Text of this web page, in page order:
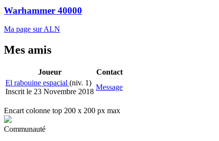
Warhammer 40000
Ma page sur ALN
Mes amis
Joueur
Contact
El rabouine espacial (niv. 1)
Inscrit le 23 Novembre 2018
Message
Encart colonne top 200 x 200 px max
Communauté